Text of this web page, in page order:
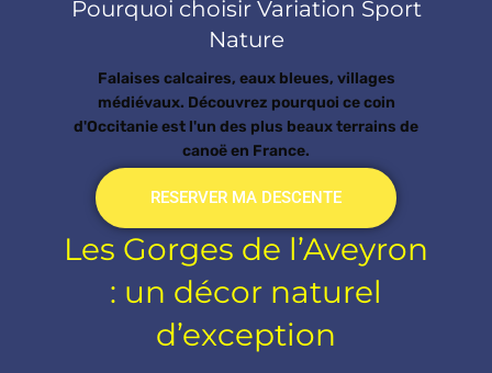
Pourquoi choisir Variation Sport
Nature
Falaises calcaires, eaux bleues, villages
médiévaux. Découvrez pourquoi ce coin
d'Occitanie est l'un des plus beaux terrains de
canoë en France.
RESERVER MA DESCENTE
Les Gorges de l’Aveyron
: un décor naturel
d’exception